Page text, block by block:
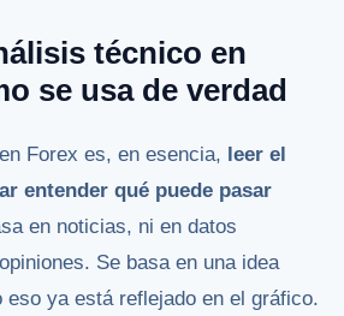
técnico en
se usa de verdad
Forex es, en esencia, leer el
entender qué puede pasar
en noticias, ni en datos
Se basa en una idea
eso ya está reflejado en el gráfico.